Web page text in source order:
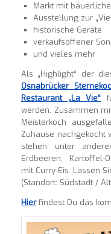
Markt mit
Ausstellung zur
historische Geräte
verkaufsoffener
und vieles mehr
Als „Highlight“ der
Osnabrücker
Restaurant „La Vie“
werden. Zusammen
Meisterkoch
Zuhause nachgekocht
stehen unter
Erdbeeren, Kartoffel-
mit Curry-Eis. Lassen
(Standort: Südstadt /
Hierfindest Du das